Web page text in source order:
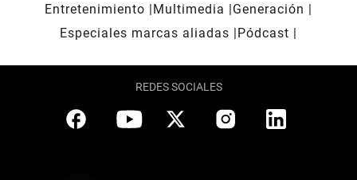
Entretenimiento
Multimedia
Generación
Especiales marcas aliadas
Pódcast
REDES SOCIALES